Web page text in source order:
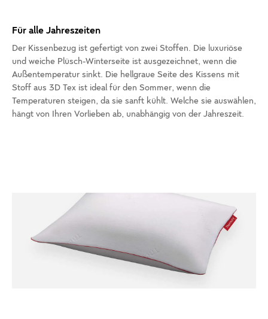
Für alle Jahreszeiten
Der Kissenbezug ist gefertigt von zwei Stoffen. Die luxuriöse
und weiche Plüsch-Winterseite ist ausgezeichnet, wenn die
Außentemperatur sinkt. Die hellgraue Seite des Kissens mit
Stoff aus 3D Tex ist ideal für den Sommer, wenn die
Temperaturen steigen, da sie sanft kühlt. Welche sie auswählen,
hängt von Ihren Vorlieben ab, unabhängig von der Jahreszeit.